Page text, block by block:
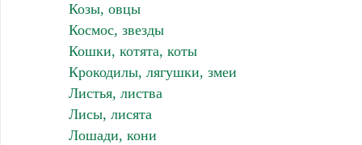
Козы, овцы
Космос, звезды
Кошки, котята, коты
Крокодилы, лягушки, змеи
Листья, листва
Лисы, лисята
Лошади, кони